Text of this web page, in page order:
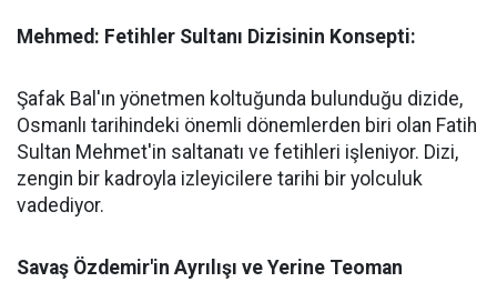
Mehmed: Fetihler Sultanı Dizisinin Konsepti:
Şafak Bal'ın yönetmen koltuğunda bulunduğu dizide,
Osmanlı tarihindeki önemli dönemlerden biri olan Fatih
Sultan Mehmet'in saltanatı ve fetihleri işleniyor. Dizi,
zengin bir kadroyla izleyicilere tarihi bir yolculuk
vadediyor.
Savaş Özdemir'in Ayrılışı ve Yerine Teoman